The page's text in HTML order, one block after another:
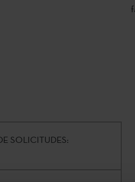
SOLICITUDES: